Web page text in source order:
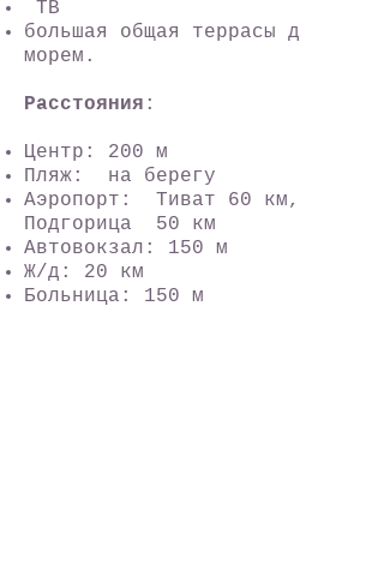
ТВ
большая общая террасы д
морем.
Расстояния :
Центр: 200 м
Пляж: на берегу
Аэропорт: Тиват 60 км,
Подгорица 50 км
Автовокзал: 150 м
Ж/д: 20 км
Больница: 150 м